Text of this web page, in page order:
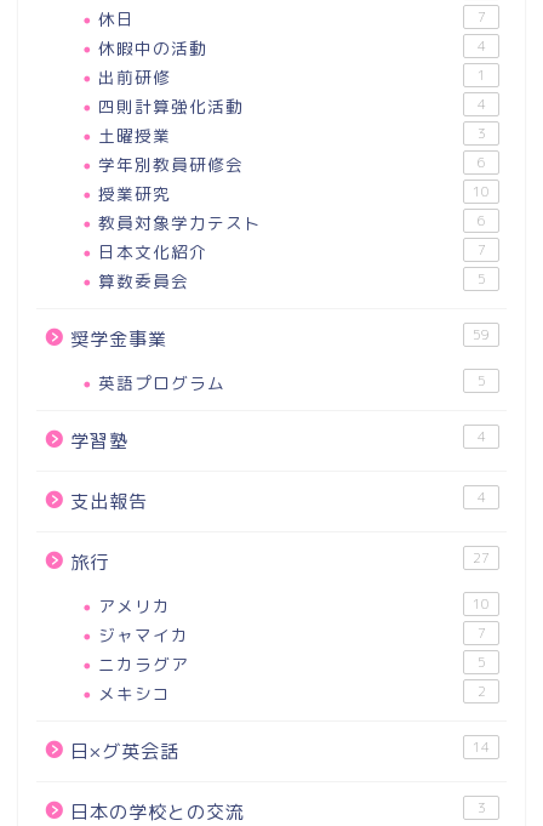
休日 7
休暇中の活動 4
出前研修 1
四則計算強化活動 4
土曜授業 3
学年別教員研修会 6
授業研究 10
教員対象学力テスト 6
日本文化紹介 7
算数委員会 5
奨学金事業 59
英語プログラム 5
学習塾 4
支出報告 4
旅行 27
アメリカ 10
ジャマイカ 7
ニカラグア 5
メキシコ 2
日×グ英会話 14
日本の学校との交流 3